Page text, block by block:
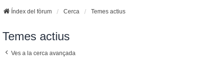
Índex del fòrum Cerca Temes actius
Temes actius
Ves a la cerca avançada